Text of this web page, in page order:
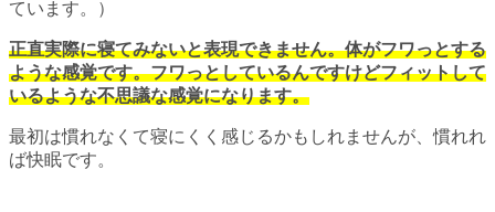
ています。）
正直実際に寝てみないと表現できません。体がフワっとする
ような感覚です。フワっとしているんですけどフィットして
いるような不思議な感覚になります。
最初は慣れなくて寝にくく感じるかもしれませんが、慣れれ
ば快眠です。